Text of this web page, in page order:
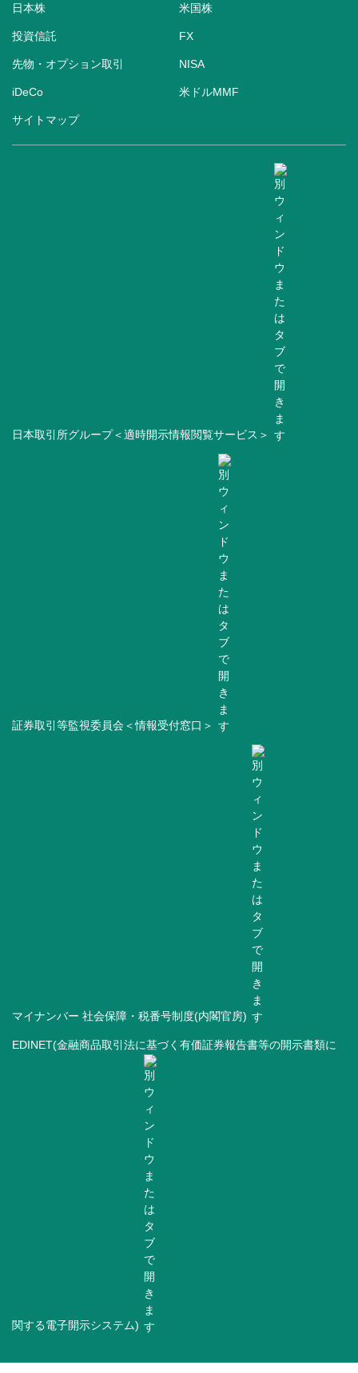
日本株 米国株
投資信託 FX
先物・オプション取引 NISA
iDeCo 米ドルMMF
サイトマップ
日本取引所グループ＜適時開示情報閲覧サービス＞
証券取引等監視委員会＜情報受付窓口＞
マイナンバー 社会保障・税番号制度(内閣官房)
EDINET(金融商品取引法に基づく有価証券報告書等の開示書類に
関する電子開示システム)